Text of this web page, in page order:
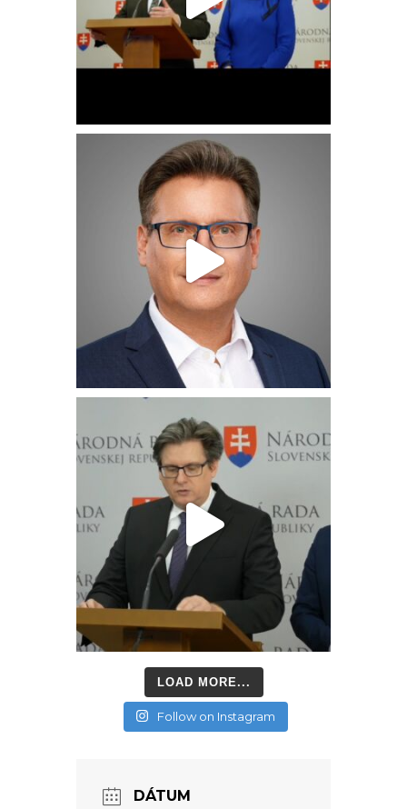
LOAD MORE...
Follow on Instagram
DÁTUM